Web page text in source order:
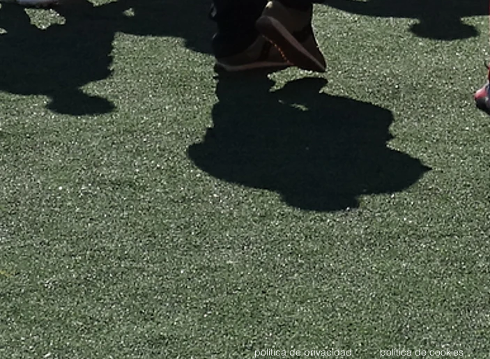
política de privacidad política de cookies